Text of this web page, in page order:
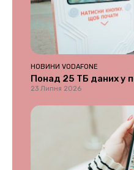
НОВИНИ VODAFONE
Понад 25 ТБ даних у
23 Липня 2026